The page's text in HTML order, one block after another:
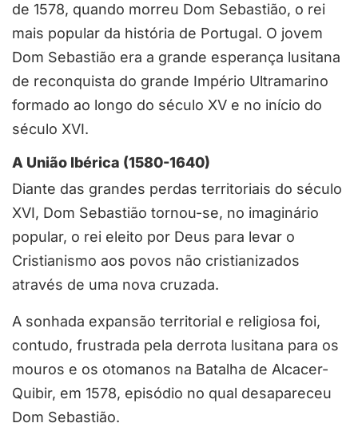
de 1578, quando morreu Dom Sebastião, o rei
mais popular da história de Portugal. O jovem
Dom Sebastião era a grande esperança lusitana
de reconquista do grande Império Ultramarino
formado ao longo do século XV e no início do
século XVI.
A União Ibérica (1580-1640)
Diante das grandes perdas territoriais do século
XVI, Dom Sebastião tornou-se, no imaginário
popular, o rei eleito por Deus para levar o
Cristianismo aos povos não cristianizados
através de uma nova cruzada.
A sonhada expansão territorial e religiosa foi,
contudo, frustrada pela derrota lusitana para os
mouros e os otomanos na Batalha de Alcacer-
Quibir, em 1578, episódio no qual desapareceu
Dom Sebastião.